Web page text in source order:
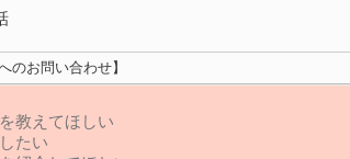
のお問い合わせ】